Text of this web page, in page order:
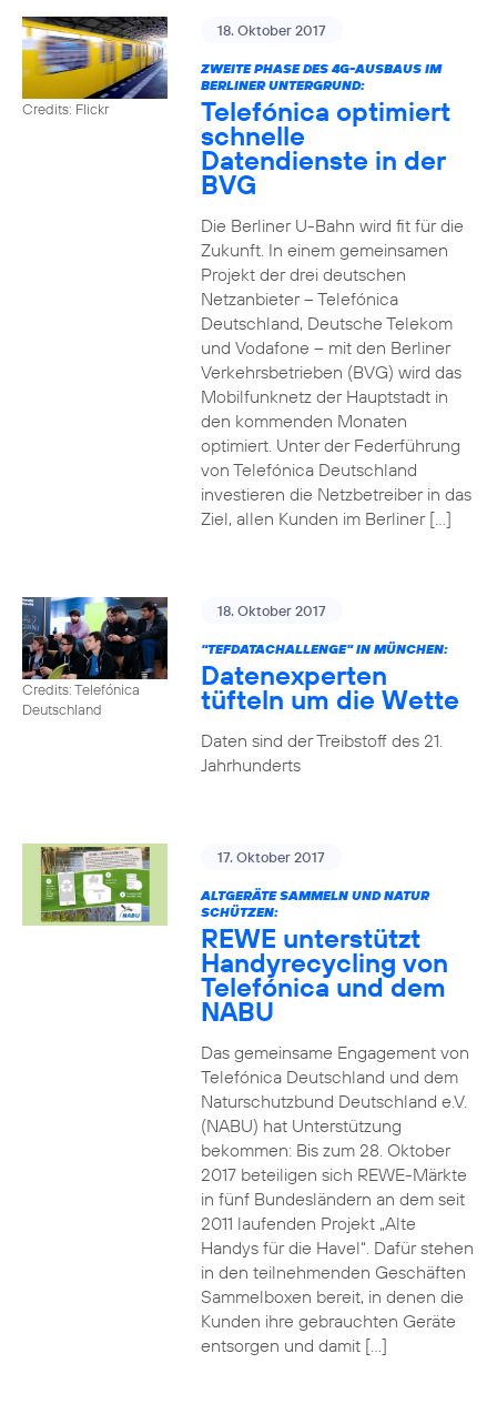
Credits: Flickr
18. Oktober 2017
ZWEITE PHASE DES 4G-AUSBAUS IM
BERLINER UNTERGRUND:
Telefónica optimiert
schnelle
Datendienste in der
BVG
Die Berliner U-Bahn wird fit für die
Zukunft. In einem gemeinsamen
Projekt der drei deutschen
Netzanbieter – Telefónica
Deutschland, Deutsche Telekom
und Vodafone – mit den Berliner
Verkehrsbetrieben (BVG) wird das
Mobilfunknetz der Hauptstadt in
den kommenden Monaten
optimiert. Unter der Federführung
von Telefónica Deutschland
investieren die Netzbetreiber in das
Ziel, allen Kunden im Berliner […]
Credits: Telefónica
Deutschland
18. Oktober 2017
"TEFDATACHALLENGE" IN MÜNCHEN:
Datenexperten
tüfteln um die Wette
Daten sind der Treibstoff des 21.
Jahrhunderts
17. Oktober 2017
ALTGERÄTE SAMMELN UND NATUR
SCHÜTZEN:
REWE unterstützt
Handyrecycling von
Telefónica und dem
NABU
Das gemeinsame Engagement von
Telefónica Deutschland und dem
Naturschutzbund Deutschland e.V.
(NABU) hat Unterstützung
bekommen: Bis zum 28. Oktober
2017 beteiligen sich REWE-Märkte
in fünf Bundesländern an dem seit
2011 laufenden Projekt „Alte
Handys für die Havel“. Dafür stehen
in den teilnehmenden Geschäften
Sammelboxen bereit, in denen die
Kunden ihre gebrauchten Geräte
entsorgen und damit […]